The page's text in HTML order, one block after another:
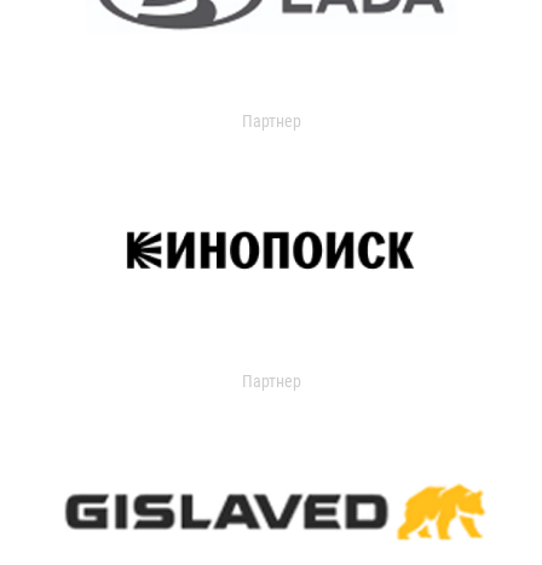
Партнер
Партнер